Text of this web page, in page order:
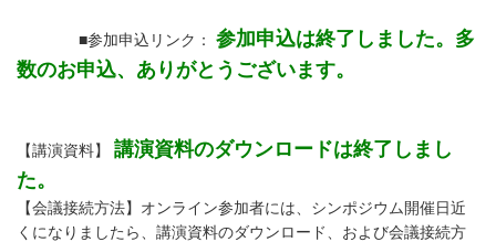
■参加申込リンク： 参加申込は終了しました。多
数のお申込、ありがとうございます。
【講演資料】 講演資料のダウンロードは終了しまし
た。
【会議接続方法】オンライン参加者には、シンポジウム開催日近
くになりましたら、講演資料のダウンロード、および会議接続方